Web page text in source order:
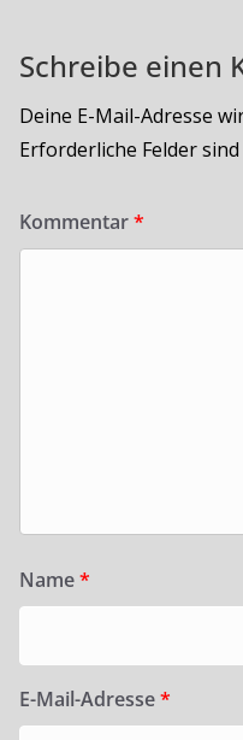
Schreibe einen
Deine E-Mail-Adresse
Erforderliche Felder
Kommentar*
Name*
E-Mail-Adresse*